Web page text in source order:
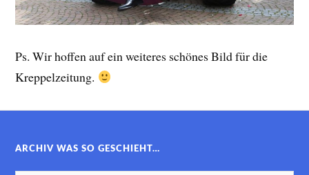
Ps. Wir hoffen auf ein weiteres schönes Bild für die
Kreppelzeitung.
ARCHIV WAS SO GESCHIEHT…